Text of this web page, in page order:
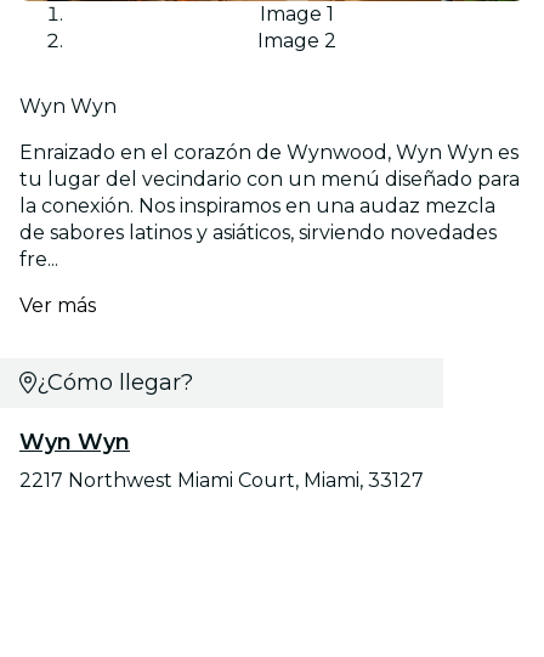
Image 1
Image 2
Wyn Wyn
Enraizado en el corazón de Wynwood, Wyn Wyn es
tu lugar del vecindario con un menú diseñado para
la conexión. Nos inspiramos en una audaz mezcla
de sabores latinos y asiáticos, sirviendo novedades
fre...
Ver más
¿Cómo llegar?
Wyn Wyn
2217 Northwest Miami Court, Miami, 33127